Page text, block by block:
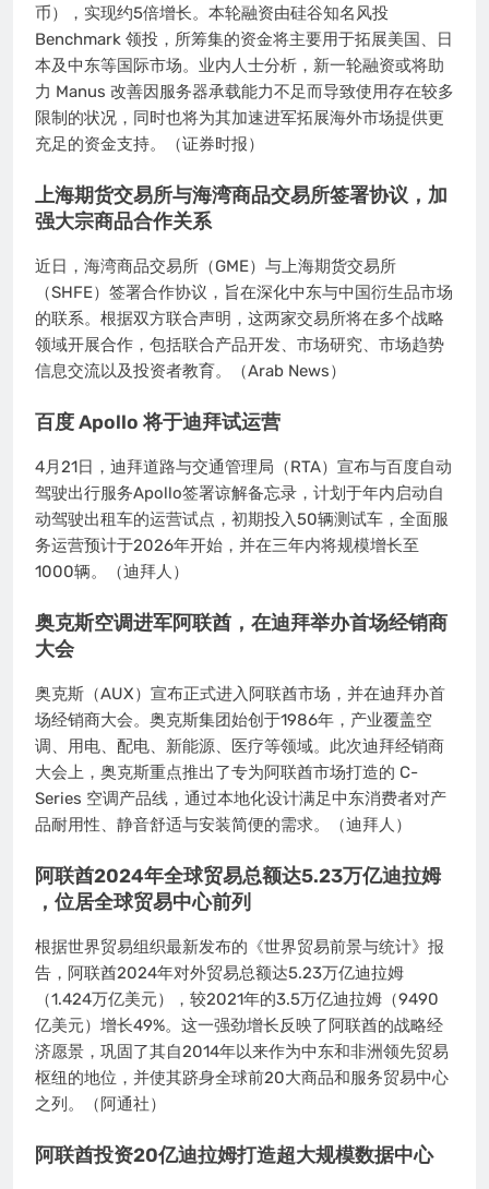
币），实现约5倍增长。本轮融资由硅谷知名风投
Benchmark 领投，所筹集的资金将主要用于拓展美国、日
本及中东等国际市场。业内人士分析，新一轮融资或将助
力 Manus 改善因服务器承载能力不足而导致使用存在较多
限制的状况，同时也将为其加速进军拓展海外市场提供更
充足的资金支持。（证券时报）
上海期货交易所与海湾商品交易所签署协议，加
强大宗商品合作关系
近日，海湾商品交易所（GME）与上海期货交易所
（SHFE）签署合作协议，旨在深化中东与中国衍生品市场
的联系。根据双方联合声明，这两家交易所将在多个战略
领域开展合作，包括联合产品开发、市场研究、市场趋势
信息交流以及投资者教育。（Arab News）
百度 Apollo 将于迪拜试运营
4月21日，迪拜道路与交通管理局（RTA）宣布与百度自动
驾驶出行服务Apollo签署谅解备忘录，计划于年内启动自
动驾驶出租车的运营试点，初期投入50辆测试车，全面服
务运营预计于2026年开始，并在三年内将规模增长至
1000辆。（迪拜人）
奥克斯空调进军阿联酋，在迪拜举办首场经销商
大会
奥克斯（AUX）宣布正式进入阿联酋市场，并在迪拜办首
场经销商大会。奥克斯集团始创于1986年，产业覆盖空
调、用电、配电、新能源、医疗等领域。此次迪拜经销商
大会上，奥克斯重点推出了专为阿联酋市场打造的 C-
Series 空调产品线，通过本地化设计满足中东消费者对产
品耐用性、静音舒适与安装简便的需求。（迪拜人）
阿联酋2024年全球贸易总额达5.23万亿迪拉姆
，位居全球贸易中心前列
根据世界贸易组织最新发布的《世界贸易前景与统计》报
告，阿联酋2024年对外贸易总额达5.23万亿迪拉姆
（1.424万亿美元），较2021年的3.5万亿迪拉姆（9490
亿美元）增长49%。这一强劲增长反映了阿联酋的战略经
济愿景，巩固了其自2014年以来作为中东和非洲领先贸易
枢纽的地位，并使其跻身全球前20大商品和服务贸易中心
之列。（阿通社）
阿联酋投资20亿迪拉姆打造超大规模数据中心